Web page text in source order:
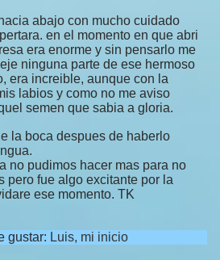
abajo con mucho cuidado
en el momento en que abri
era enorme y sin pensarlo me
ninguna parte de ese hermoso
era increible, aunque con la
labios y como no me aviso
semen que sabia a gloria.
la boca despues de haberlo
no pudimos hacer mas para no
pero fue algo excitante por la
ese momento. TK
gustar: Luis, mi inicio